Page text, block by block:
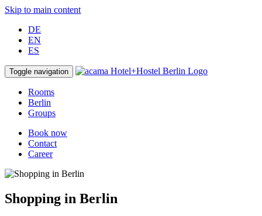
Skip to main content
DE
EN
ES
Toggle navigation
Rooms
Berlin
Groups
Book now
Contact
Career
Shopping in Berlin